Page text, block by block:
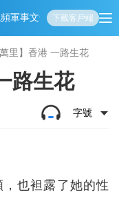
軍事文化 娛樂生活教育體
下載客戶端
萬里】香港 一路生花
路生花
字號
也袒露了她的性